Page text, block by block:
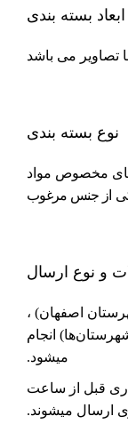
ابعاد بسته بندی
تصاویر می باشد
نوع بسته بندی
مخصوص مواد
از جنس مرغوب
و نوع ارسال
اصفهان) ،
انجام
میشود.
قبل از ساعت
ارسال میشوند.